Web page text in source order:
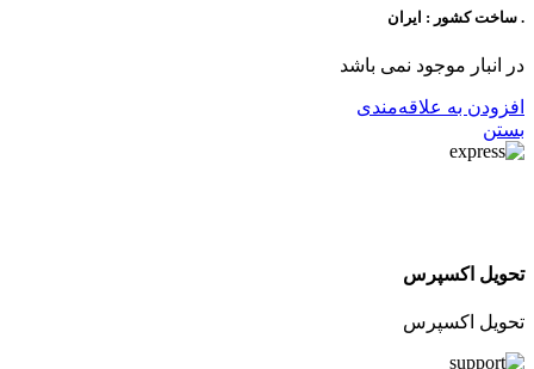
. ساخت کشور : ایران
در انبار موجود نمی باشد
افزودن به علاقه‌مندی
بستن
تحویل اکسپرس
تحویل اکسپرس